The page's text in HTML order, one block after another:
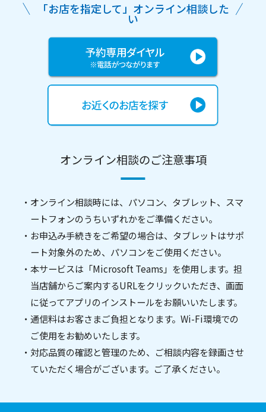
「お店を指定して」オンライン相談した
い
オンライン相談のご注意事項
・オンライン相談時には、パソコン、タブレット、スマ
ートフォンのうちいずれかをご準備ください。
・お申込み手続きをご希望の場合は、タブレットはサポ
ート対象外のため、パソコンをご使用ください。
・本サービスは「Microsoft Teams」を使用します。担
当店舗からご案内するURLをクリックいただき、画面
に従ってアプリのインストールをお願いいたします。
・通信料はお客さまご負担となります。Wi-Fi環境での
ご使用をお勧めいたします。
・対応品質の確認と管理のため、ご相談内容を録画させ
ていただく場合がございます。ご了承ください。